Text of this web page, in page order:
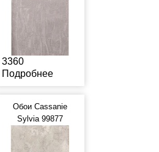
3360
Подробнее
Обои Cassanie
Sylvia 99877